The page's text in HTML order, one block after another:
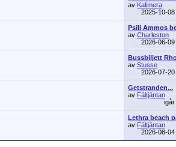
av Kalimera
2025-10-08
Psili Ammos
av Charleston
2026-06-09
Bussbiljett
av Stusse
2026-07-20
Getstranden...
av Fältjäntan
igår
Lethra beach
av Fältjäntan
2026-08-04